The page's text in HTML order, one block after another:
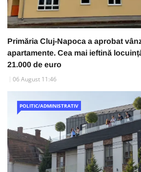
Primăria Cluj-Napoca a aprobat
apartamente. Cea mai ieftină
21.000 de euro
06 August 11:46
POLITIC/ADMINISTRATIV